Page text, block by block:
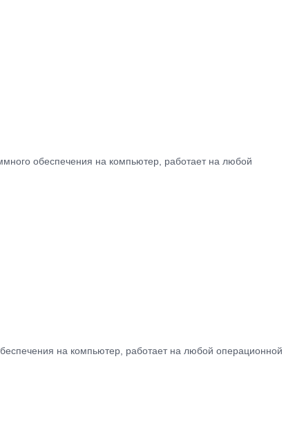
обеспечения на компьютер, работает на любой
на компьютер, работает на любой операционной